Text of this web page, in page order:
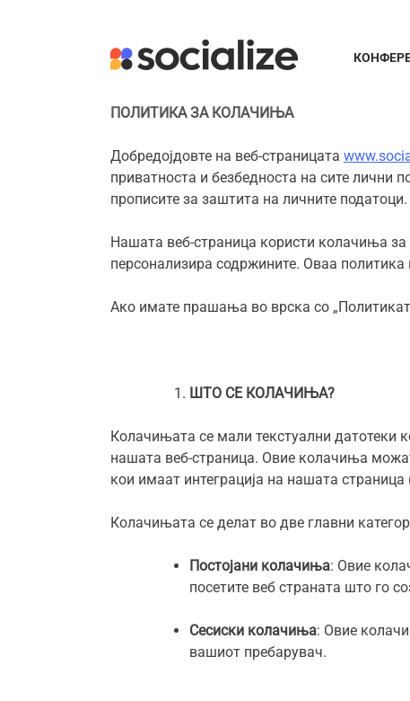
ПОЛИТИКА ЗА КОЛАЧИЊА
Добредојдовте на веб-страницата
приватноста и безбедноста на сите лични
прописите за заштита на личните податоци.
Нашата веб-страница користи колачиња
персонализира содржините. Оваа
Ако имате прашања во врска со
ШТО СЕ КОЛАЧИЊА?
Колачињата се мали текстуални датотеки
нашата веб-страница. Овие колачиња
кои имаат интеграција на нашата
Колачињата се делат во две главни
Постојани колачиња: Овие
посетите веб страната што го
Сесиски колачиња: Овие
вашиот пребарувач.